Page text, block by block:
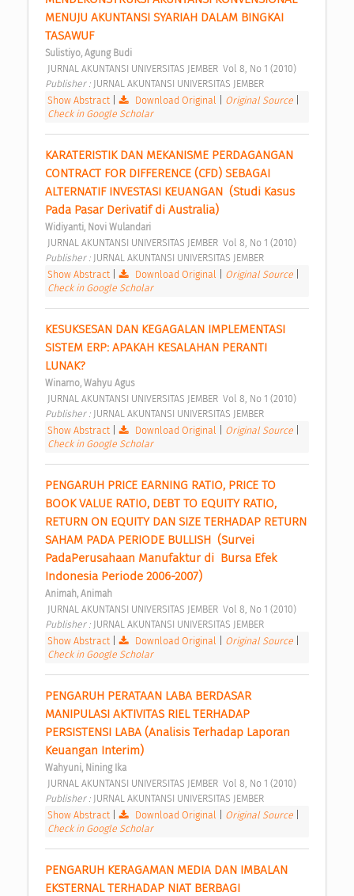
MENUJU AKUNTANSI SYARIAH DALAM BINGKAI
TASAWUF
Sulistiyo, Agung Budi
JURNAL AKUNTANSI UNIVERSITAS JEMBER  Vol 8, No 1 (2010)
Publisher : JURNAL AKUNTANSI UNIVERSITAS JEMBER
Show Abstract
Download Original Original Source
Check in Google Scholar
KARATERISTIK DAN MEKANISME PERDAGANGAN
CONTRACT FOR DIFFERENCE (CFD) SEBAGAI
ALTERNATIF INVESTASI KEUANGAN  (Studi Kasus
Pada Pasar Derivatif di Australia)
Widiyanti, Novi Wulandari
JURNAL AKUNTANSI UNIVERSITAS JEMBER  Vol 8, No 1 (2010)
Publisher : JURNAL AKUNTANSI UNIVERSITAS JEMBER
Show Abstract
Download Original Original Source
Check in Google Scholar
KESUKSESAN DAN KEGAGALAN IMPLEMENTASI
SISTEM ERP: APAKAH KESALAHAN PERANTI
LUNAK?
Winarno, Wahyu Agus
JURNAL AKUNTANSI UNIVERSITAS JEMBER  Vol 8, No 1 (2010)
Publisher : JURNAL AKUNTANSI UNIVERSITAS JEMBER
Show Abstract
Download Original Original Source
Check in Google Scholar
PENGARUH PRICE EARNING RATIO, PRICE TO
BOOK VALUE RATIO, DEBT TO EQUITY RATIO,
RETURN ON EQUITY DAN SIZE TERHADAP RETURN
SAHAM PADA PERIODE BULLISH  (Survei
PadaPerusahaan Manufaktur di  Bursa Efek
Indonesia Periode 2006-2007)
Animah, Animah
JURNAL AKUNTANSI UNIVERSITAS JEMBER  Vol 8, No 1 (2010)
Publisher : JURNAL AKUNTANSI UNIVERSITAS JEMBER
Show Abstract
Download Original Original Source
Check in Google Scholar
PENGARUH PERATAAN LABA BERDASAR
MANIPULASI AKTIVITAS RIEL TERHADAP
PERSISTENSI LABA (Analisis Terhadap Laporan
Keuangan Interim)
Wahyuni, Nining Ika
JURNAL AKUNTANSI UNIVERSITAS JEMBER  Vol 8, No 1 (2010)
Publisher : JURNAL AKUNTANSI UNIVERSITAS JEMBER
Show Abstract
Download Original Original Source
Check in Google Scholar
PENGARUH KERAGAMAN MEDIA DAN IMBALAN
EKSTERNAL TERHADAP NIAT BERBAGI